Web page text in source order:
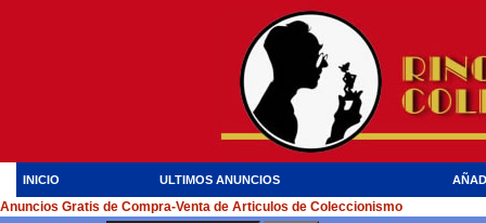
INICIO ULTIMOS ANUNCIOS
Anuncios Gratis de Compra-Venta de Articulos de Coleccionismo